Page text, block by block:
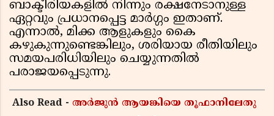
ബാക്ടീരിയകളിൽ നിന്നും രക്ഷനേടാനുള്ള
ഏറ്റവും പ്രധാനപ്പെട്ട മാർഗ്ഗം ഇതാണ്.
എന്നാൽ, മിക്ക ആളുകളും കൈ
കഴുകുന്നുണ്ടെങ്കിലും, ശരിയായ രീതിയിലും
സമയപരിധിയിലും ചെയ്യുന്നതിൽ
പരാജയപ്പെടുന്നു.
Also Read - അർജുൻ ആയങ്കിയെ തൂഫാനിലേതു